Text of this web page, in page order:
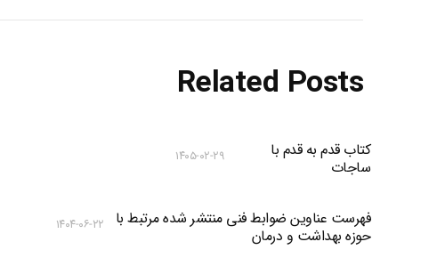
Related Posts
کتاب قدم به قدم با
ساجات
۱۴۰۵-۰۲-۲۹
فهرست عناوین ضوابط فنی منتشر شده مرتبط با
حوزه بهداشت و درمان
۱۴۰۴-۰۶-۲۲